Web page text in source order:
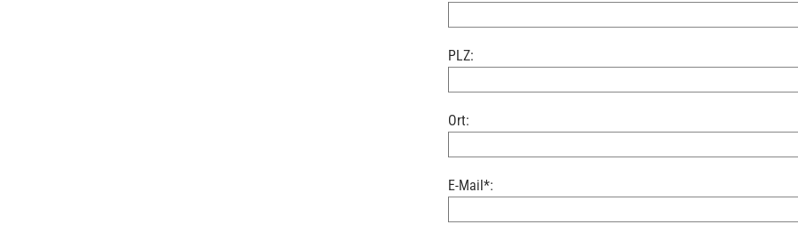
PLZ:
Ort:
E-Mail*: